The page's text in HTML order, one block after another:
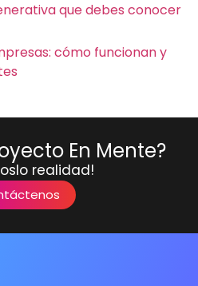
que debes conocer
cómo funcionan y
En Mente?
realidad!